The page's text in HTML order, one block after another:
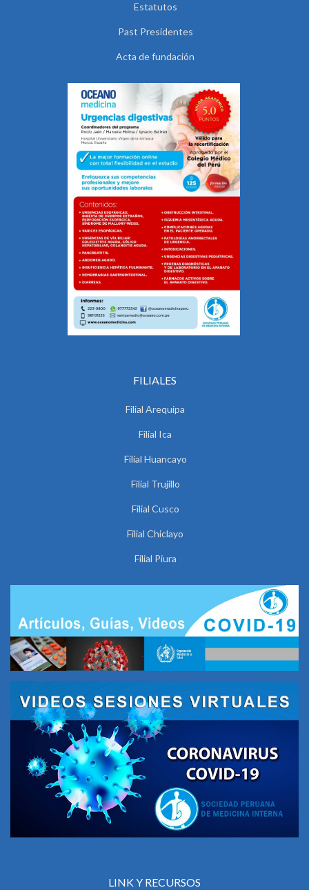
Estatutos
Past Presidentes
Acta de fundación
FILIALES
Filial Arequipa
Filial Ica
Filial Huancayo
Filial Trujillo
Filial Cusco
Filial Chiclayo
Filial Piura
LINK Y RECURSOS